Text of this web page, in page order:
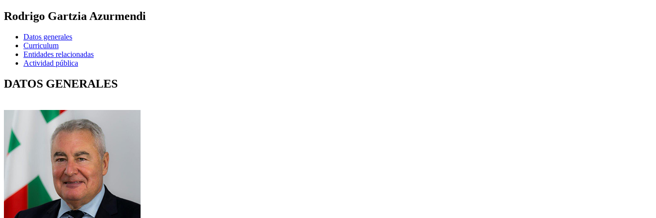
Rodrigo Gartzia Azurmendi
Datos generales
Curriculum
Entidades relacionadas
Actividad pública
DATOS GENERALES